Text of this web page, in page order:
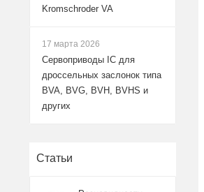
Kromschroder VA
17 марта 2026
Сервоприводы IC для
дроссельных заслонок типа
BVA, BVG, BVH, BVHS и
других
Статьи